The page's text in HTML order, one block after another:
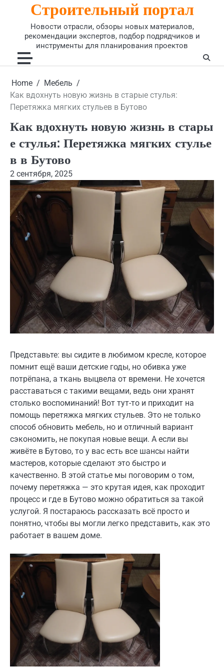
Строительный портал
Новости отрасли, обзоры новых материалов,
рекомендации экспертов, подбор подрядчиков и
инструменты для планирования проектов
Home
Мебель
Как вдохнуть новую жизнь в старые стулья:
Перетяжка мягких стульев в Бутово
Как вдохнуть новую жизнь в стары
е стулья: Перетяжка мягких стулье
в в Бутово
2 сентября, 2025
Представьте: вы сидите в любимом кресле, которое
помнит ещё ваши детские годы, но обивка уже
потрёпана, а ткань выцвела от времени. Не хочется
расставаться с такими вещами, ведь они хранят
столько воспоминаний! Вот тут-то и приходит на
помощь перетяжка мягких стульев. Это не только
способ обновить мебель, но и отличный вариант
сэкономить, не покупая новые вещи. А если вы
живёте в Бутово, то у вас есть все шансы найти
мастеров, которые сделают это быстро и
качественно. В этой статье мы поговорим о том,
почему перетяжка — это крутая идея, как проходит
процесс и где в Бутово можно обратиться за такой
услугой. Я постараюсь рассказать всё просто и
понятно, чтобы вы могли легко представить, как это
работает в вашем доме.